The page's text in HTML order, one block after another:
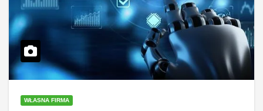
WŁASNA FIRMA